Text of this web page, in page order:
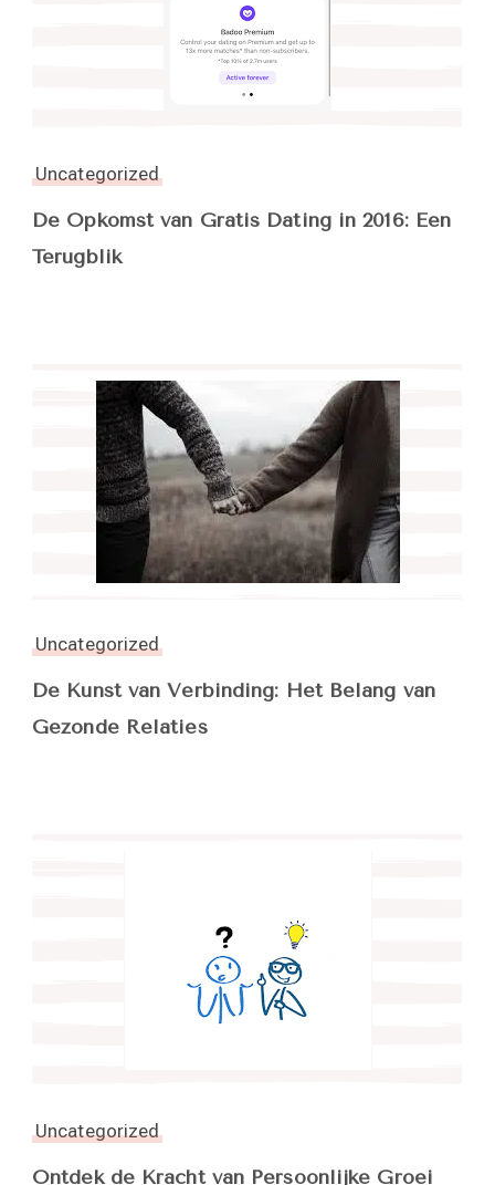
Uncategorized
De Opkomst van Gratis Dating in 2016: Een
Terugblik
Uncategorized
De Kunst van Verbinding: Het Belang van
Gezonde Relaties
Uncategorized
Ontdek de Kracht van Persoonlijke Groei